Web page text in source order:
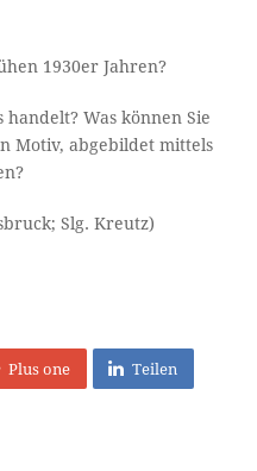
1930er Jahren?
Was können Sie
Motiv, abgebildet mittels
Slg. Kreutz)
Plus one Teilen